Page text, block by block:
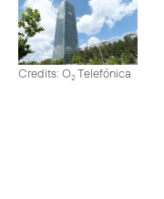
Credits: O2Telefónica